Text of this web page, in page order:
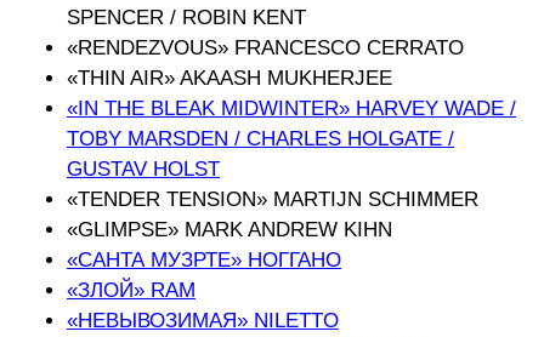
SPENCER / ROBIN KENT
«RENDEZVOUS» FRANCESCO CERRATO
«THIN AIR» AKAASH MUKHERJEE
«IN THE BLEAK MIDWINTER» HARVEY WADE /
TOBY MARSDEN / CHARLES HOLGATE /
GUSTAV HOLST
«TENDER TENSION» MARTIJN SCHIMMER
«GLIMPSE» MARK ANDREW KIHN
«САНТА МУЗРТЕ» ΗΟΓΓΑΗΟ
«ЗЛОЙ» RAM
«НЕВЫВОЗИМАЯ» NILETTO